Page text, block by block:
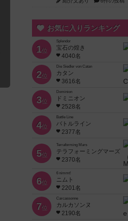
お気に入りランキング
1位
Splendor
宝石の煌き
4040名
2位
Die Siedler von Catan
カタン
3616名
3位
Dominion
ドミニオン
2528名
4位
Battle Line
バトルライン
2377名
5位
Terraforming Mars
テラフォーミングマーズ
2370名
6位
6 nimmt!
ニムト
2201名
7位
Carcassonne
カルカソンヌ
2190名